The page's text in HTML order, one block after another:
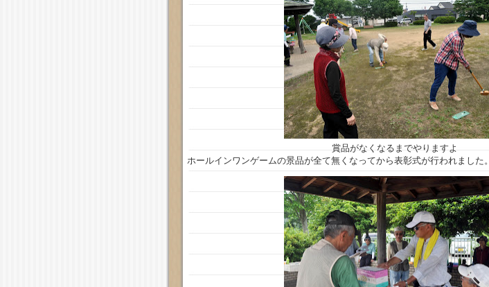
賞品がなくなるまでやりますよ
ホールインワンゲームの景品が全て無くなってから表彰式が行われました。